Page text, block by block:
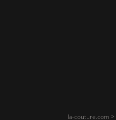
la-couture.com >